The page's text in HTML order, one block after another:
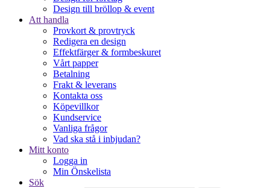
Design till bröllop & event
Att handla
Provkort & provtryck
Redigera en design
Effektfärger & formbeskuret
Vårt papper
Betalning
Frakt & leverans
Kontakta oss
Köpevillkor
Kundservice
Vanliga frågor
Vad ska stå i inbjudan?
Mitt konto
Logga in
Min Önskelista
Sök